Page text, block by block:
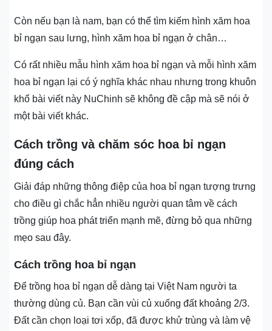
Còn nếu bạn là nam, bạn có thể tìm kiếm hình xăm hoa
bỉ ngạn sau lưng, hình xăm hoa bỉ ngạn ở chân…
Có rất nhiều mẫu hình xăm hoa bỉ ngạn và mỗi hình xăm
hoa bỉ ngạn lại có ý nghĩa khác nhau nhưng trong khuôn
khổ bài viết này NuChinh sẽ không đề cập mà sẽ nói ở
một bài viết khác.
Cách trồng và chăm sóc hoa bỉ ngạn
đúng cách
Giải đáp những thông điệp của hoa bỉ ngạn tượng trưng
cho điều gì chắc hẳn nhiều người quan tâm về cách
trồng giúp hoa phát triển mạnh mẽ, đừng bỏ qua những
mẹo sau đây.
Cách trồng hoa bỉ ngạn
Để trồng hoa bỉ ngạn dễ dàng tại Việt Nam người ta
thường dùng củ. Bạn cần vùi củ xuống đất khoảng 2/3.
Đất cần chọn loại tơi xốp, đã được khử trùng và làm vệ